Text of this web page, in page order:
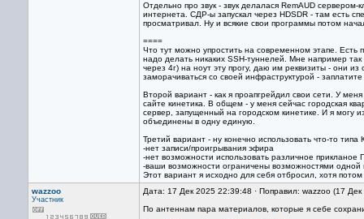
Отдельно про звук - звук делалася RemAUD
интернета. СДР-ы запускал через HDSDR - там есть
просматривал. Ну и всякие свои программы потом
====
Что тут можно упростить на современном этапе.
надо делать никаких SSH-туннелей. Мне например
через 4г) на ноут эту прогу, даю им реквизиты - они
заморачиваться со своей инфраструктурой -
Второй вариант - как я проапгрейдил свои сети. У
сайте кинетика. В общем - у меня сейчас городская
сервер, запущенный на городском кинетике. И я могу
объединены в одну единую.
Третий вариант - ну конечно использовать что-то
-нет записи/проигрывания эфира
-нет возможности использовать различное прикланое
-ваши возможности ограничены возможностями
Этот вариант я исходно для себя отбросил, хотя
wazzoo
Участник
Дата: 17 Дек 2025 22:39:48 · Поправил: wazzoo (17
По антеннам пара материалов, которые я себе